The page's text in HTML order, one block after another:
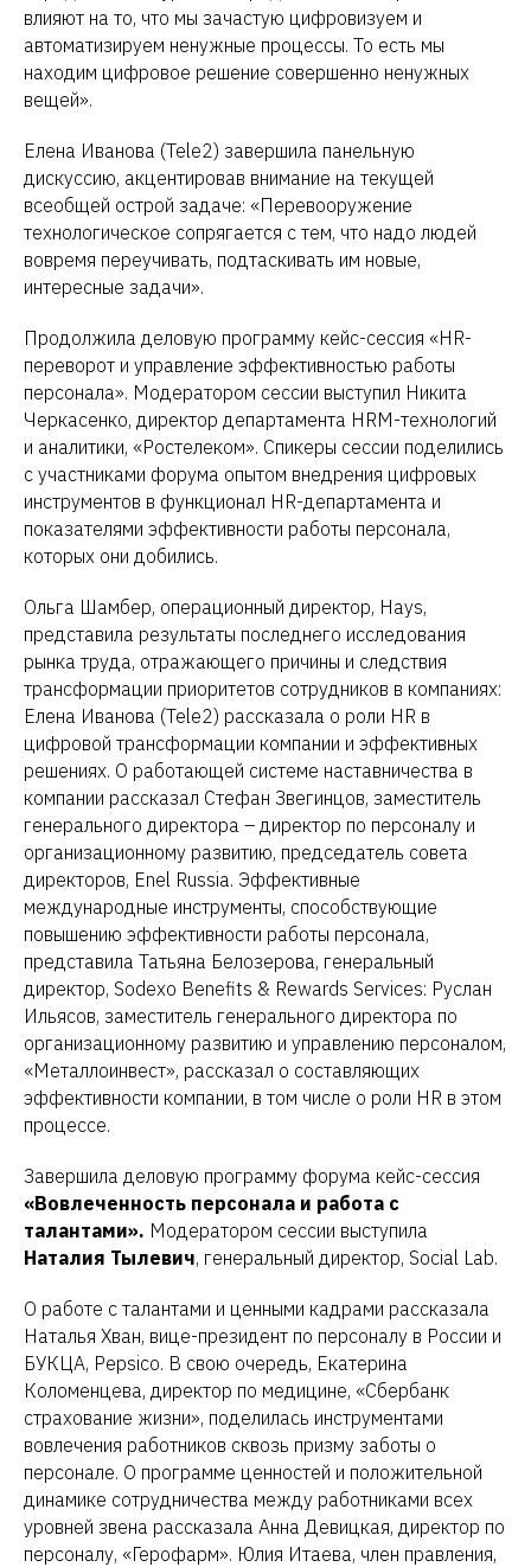
влияют на то, что мы зачастую цифровизуем и
автоматизируем ненужные процессы. То есть мы
находим цифровое решение совершенно ненужных
вещей».
Елена Иванова (Tele2) завершила панельную
дискуссию, акцентировав внимание на текущей
всеобщей острой задаче: «Перевооружение
технологическое сопрягается с тем, что надо людей
вовремя переучивать, подтаскивать им новые,
интересные задачи».
Продолжила деловую программу кейс-сессия «HR-
переворот и управление эффективностью работы
персонала». Модератором сессии выступил Никита
Черкасенко, директор департамента HRM-технологий
и аналитики, «Ростелеком». Спикеры сессии поделились
с участниками форума опытом внедрения цифровых
инструментов в функционал HR-департамента и
показателями эффективности работы персонала,
которых они добились.
Ольга Шамбер, операционный директор, Hays,
представила результаты последнего исследования
рынка труда, отражающего причины и следствия
трансформации приоритетов сотрудников в компаниях:
Елена Иванова (Tele2) рассказала о роли HR в
цифровой трансформации компании и эффективных
решениях. О работающей системе наставничества в
компании рассказал Стефан Звегинцов, заместитель
генерального директора – директор по персоналу и
организационному развитию, председатель совета
директоров, Enel Russia. Эффективные
международные инструменты, способствующие
повышению эффективности работы персонала,
представила Татьяна Белозерова, генеральный
директор, Sodexo Benefits & Rewards Services: Руслан
Ильясов, заместитель генерального директора по
организационному развитию и управлению персоналом,
«Металлоинвест», рассказал о составляющих
эффективности компании, в том числе о роли HR в этом
процессе.
Завершила деловую программу форума кейс-сессия
«Вовлеченность персонала и работа с
талантами». Модератором сессии выступила
Наталия Тылевич, генеральный директор, Social Lab.
О работе с талантами и ценными кадрами рассказала
Наталья Хван, вице-президент по персоналу в России и
БУКЦА, Pepsico. В свою очередь, Екатерина
Коломенцева, директор по медицине, «Сбербанк
страхование жизни», поделилась инструментами
вовлечения работников сквозь призму заботы о
персонале. О программе ценностей и положительной
динамике сотрудничества между работниками всех
уровней звена рассказала Анна Девицкая, директор по
персоналу, «Герофарм». Юлия Итаева, член правления,